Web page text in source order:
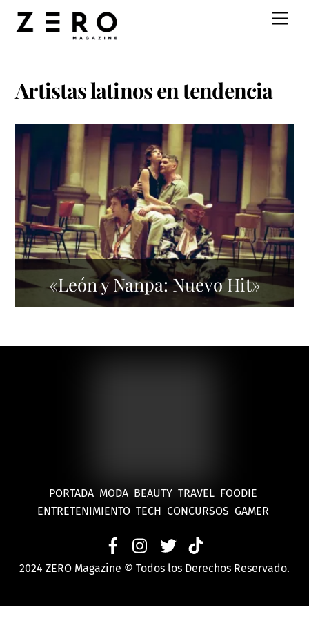
Artistas latinos en tendencia
«León y Nanpa: Nuevo Hit»
PORTADA MODA BEAUTY TRAVEL FOODIE
ENTRETENIMIENTO TECH CONCURSOS GAMER
2024 ZERO Magazine © Todos los Derechos Reservado.